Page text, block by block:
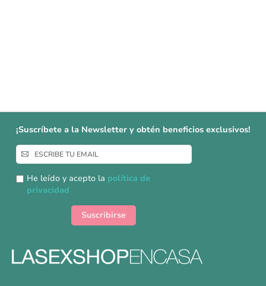
¡Suscríbete a la Newsletter y obtén beneficios exclusivos!
Inscríbase
a
nuestro
boletín
He leído y acepto la política de
privacidad
Suscribirse